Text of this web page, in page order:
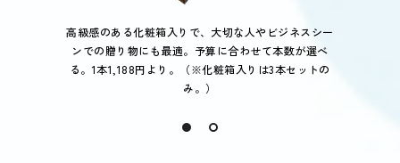
高級感のある化粧箱入りで、大切な人やビジネスシー
ンでの贈り物にも最適。予算に合わせて本数が選べ
る。1本1,188円より。（※化粧箱入りは3本セットの
み。）